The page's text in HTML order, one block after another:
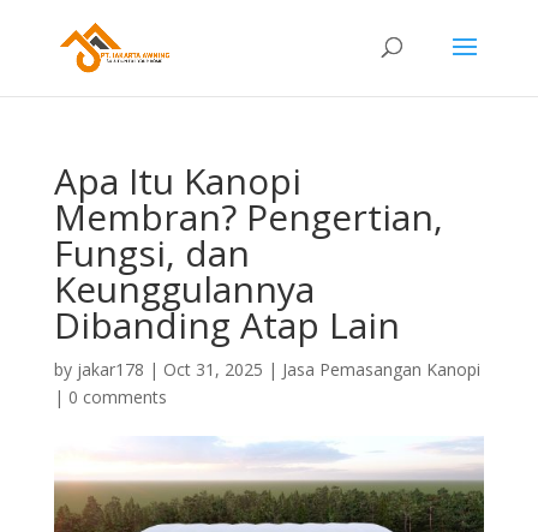
Apa Itu Kanopi
Membran? Pengertian,
Fungsi, dan
Keunggulannya
Dibanding Atap Lain
by jakar178 | Oct 31, 2025 | Jasa Pemasangan Kanopi
| 0 comments